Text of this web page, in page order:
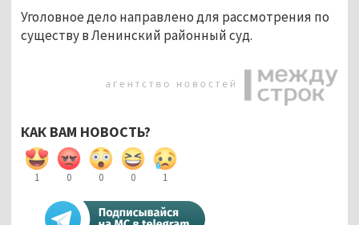
Уголовное дело направлено для рассмотрения по
существу в Ленинский районный суд.
КАК ВАМ НОВОСТЬ?
1 0 0 0 1